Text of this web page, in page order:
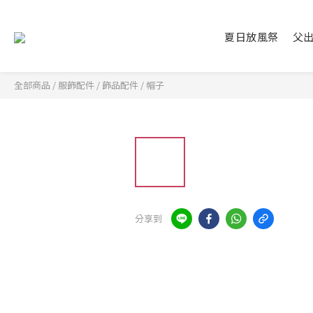
夏日放風祭 父
全部商品 / 服飾配件 / 飾品配件 / 帽子
分享到